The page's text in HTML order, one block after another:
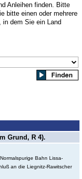
Anleihen finden. Bitte
bitte einen oder mehrere
in dem Sie ein Land
Grund, R 4).
Bahn Lissa-
an die Liegnitz-Rawitscher